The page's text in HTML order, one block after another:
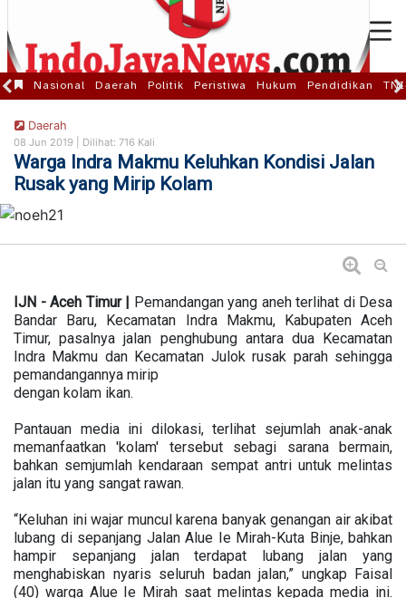
Nasional Daerah Politik Peristiwa Hukum Pendidikan
Daerah
08 Jun 2019 | Dilihat: 716 Kali
Warga Indra Makmu Keluhkan Kondisi Jalan
Rusak yang Mirip Kolam
IJN - Aceh Timur | Pemandangan yang aneh terlihat di Desa
Bandar Baru, Kecamatan Indra Makmu, Kabupaten Aceh
Timur, pasalnya jalan penghubung antara dua Kecamatan
Indra Makmu dan Kecamatan Julok rusak parah sehingga
pemandangannya mirip
dengan kolam ikan.
Pantauan media ini dilokasi, terlihat sejumlah anak-anak
memanfaatkan 'kolam' tersebut sebagi sarana bermain,
bahkan semjumlah kendaraan sempat antri untuk melintas
jalan itu yang sangat rawan.
“Keluhan ini wajar muncul karena banyak genangan air akibat
lubang di sepanjang Jalan Alue Ie Mirah-Kuta Binje, bahkan
hampir sepanjang jalan terdapat lubang jalan yang
menghabiskan nyaris seluruh badan jalan,” ungkap Faisal
(40) warga Alue Ie Mirah saat melintas kepada media ini.